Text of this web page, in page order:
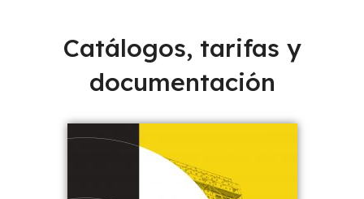
Catálogos, tarifas y
documentación